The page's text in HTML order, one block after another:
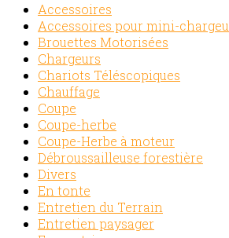
Accessoires
Accessoires pour mini-
Brouettes Motorisées
Chargeurs
Chariots Téléscopiques
Chauffage
Coupe
Coupe-herbe
Coupe-Herbe à moteur
Débroussailleuse forestière
Divers
En tonte
Entretien du Terrain
Entretien paysager